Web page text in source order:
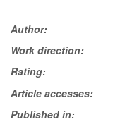
Author:
Work direction:
Rating:
Article accesses:
Published in: